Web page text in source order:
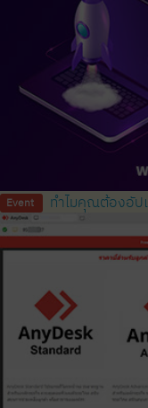
Event ทำไมคุณต้องอัป